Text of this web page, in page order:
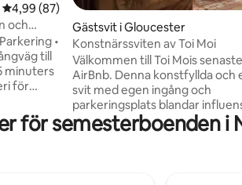
4,99 av 5 i genomsnittligt betyg, 87
4,99 (87)
och
•
till
minuters
för
översta
centrala
Gästsvit i Gloucester
Konstnärssviten av Toi Moi
Välkommen till Toi Mois
AirBnb. Denna konstfyllda och eleganta
svit med egen ingång och
parkeringsplats blandar
Wabi-sabi-filosofin,
och gamla världsskatter som
för semesterboenden i